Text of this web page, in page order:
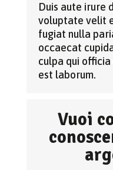
Duis aute irure
voluptate velit
fugiat nulla
occaecat
culpa qui
est laborum.
Vuoi